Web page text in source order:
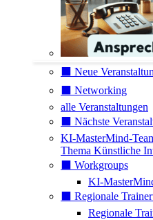
⬛️ Neue
⬛️ Networking
alle Veranstaltungen
⬛️ Nächste
KI-MasterMind-
Thema Künstliche
⬛️ Workgroups
KI-
⬛️ Regionale
Regionale